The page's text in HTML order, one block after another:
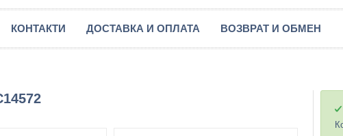
КОНТАКТИ ДОСТАВКА И ОПЛАТА ВОЗВРАТ И ОБМЕН